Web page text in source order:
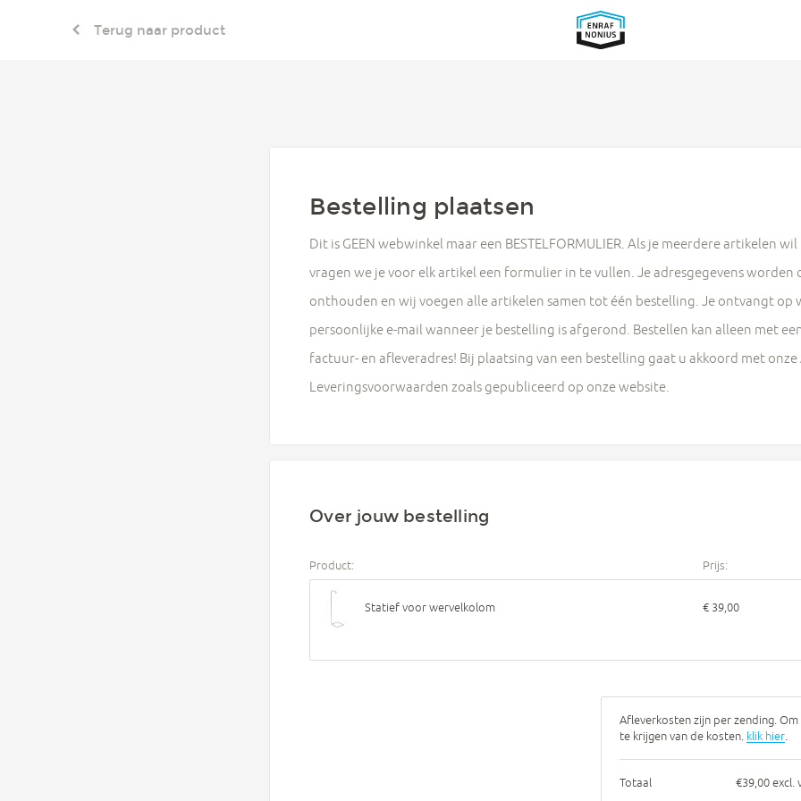
Terug naar product
Bestelling plaatsen
Dit is GEEN webwinkel maar een BESTELFORMULIER. Als je meerdere artikelen
vragen we je voor elk artikel een formulier in te vullen. Je adresgegevens worden
onthouden en wij voegen alle artikelen samen tot één bestelling. Je ontvangt op
persoonlijke e-mail wanneer je bestelling is afgerond. Bestellen kan alleen met
factuur- en afleveradres! Bij plaatsing van een bestelling gaat u akkoord met
Leveringsvoorwaarden zoals gepubliceerd op onze website.
Over jouw bestelling
Product: Prijs:
Statief voor wervelkolom € 39,00
Afleverkosten zijn per zending.
te krijgen van de kosten. klik hier
Totaal €39,00 excl.